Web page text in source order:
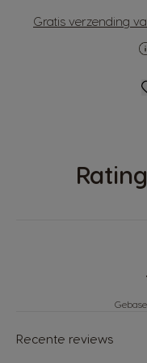
Gratis verzending
Recente reviews